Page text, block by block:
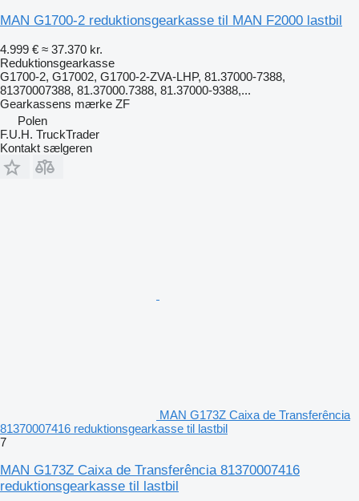
MAN G1700-2 reduktionsgearkasse til MAN F2000 lastbil
4.999 € ≈ 37.370 kr.
Reduktionsgearkasse
G1700-2, G17002, G1700-2-ZVA-LHP, 81.37000-7388,
81370007388, 81.37000.7388, 81.37000-9388,...
Gearkassens mærke ZF
Polen
F.U.H. TruckTrader
Kontakt sælgeren
MAN G173Z Caixa de Transferência
81370007416 reduktionsgearkasse til lastbil
7
MAN G173Z Caixa de Transferência 81370007416
reduktionsgearkasse til lastbil